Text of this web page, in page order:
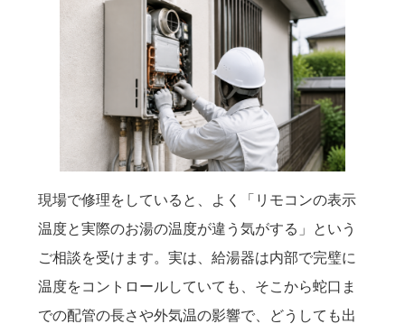
現場で修理をしていると、よく「リモコンの表示
温度と実際のお湯の温度が違う気がする」という
ご相談を受けます。実は、給湯器は内部で完璧に
温度をコントロールしていても、そこから蛇口ま
での配管の長さや外気温の影響で、どうしても出